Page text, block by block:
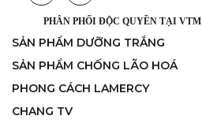
PHÂN PHỐI ĐỘC QUYỀN TẠI VTM
SẢN PHẨM DƯỠNG TRẮNG
SẢN PHẨM CHỐNG LÃO HOÁ
PHONG CÁCH LAMERCY
CHANG TV